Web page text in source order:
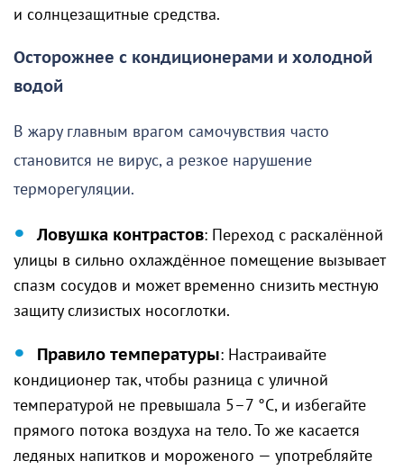
и солнцезащитные средства.
Осторожнее с кондиционерами и холодной
водой
В жару главным врагом самочувствия часто
становится не вирус, а резкое нарушение
терморегуляции.
Ловушка контрастов: Переход с раскалённой
улицы в сильно охлаждённое помещение вызывает
спазм сосудов и может временно снизить местную
защиту слизистых носоглотки.
Правило температуры: Настраивайте
кондиционер так, чтобы разница с уличной
температурой не превышала 5–7 °C, и избегайте
прямого потока воздуха на тело. То же касается
ледяных напитков и мороженого — употребляйте